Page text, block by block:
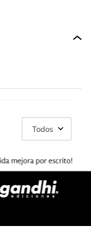
Todos